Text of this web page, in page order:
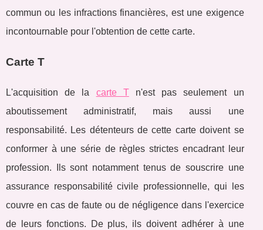
commun ou les infractions financières, est une exigence
incontournable pour l'obtention de cette carte.
Carte T
L'acquisition de la carte Tn'est pas seulement un
aboutissement administratif, mais aussi une
responsabilité. Les détenteurs de cette carte doivent se
conformer à une série de règles strictes encadrant leur
profession. Ils sont notamment tenus de souscrire une
assurance responsabilité civile professionnelle, qui les
couvre en cas de faute ou de négligence dans l'exercice
de leurs fonctions. De plus, ils doivent adhérer à une